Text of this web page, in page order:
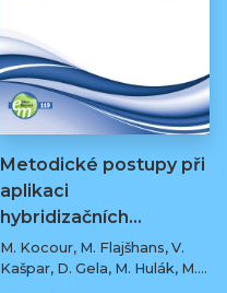
Metodické postupy při
aplikaci
hybridizačních…
M. Kocour, M. Flajšhans, V.
Kašpar, D. Gela, M. Hulák, M.